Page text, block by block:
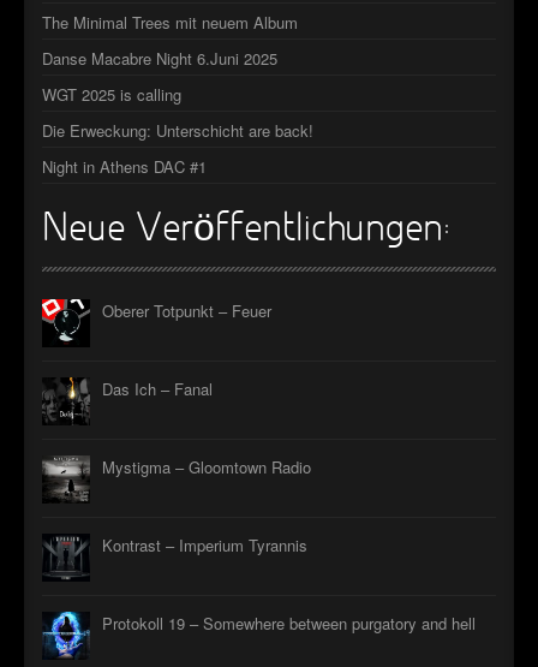
The Minimal Trees mit neuem Album
Danse Macabre Night 6.Juni 2025
WGT 2025 is calling
Die Erweckung: Unterschicht are back!
Night in Athens DAC #1
Neue Veröffentlichungen:
Oberer Totpunkt – Feuer
Das Ich – Fanal
Mystigma – Gloomtown Radio
Kontrast – Imperium Tyrannis
Protokoll 19 – Somewhere between purgatory and hell